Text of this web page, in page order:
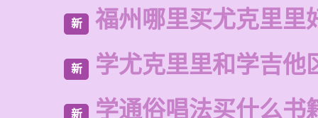
新 福州哪里买尤克里里
新 学尤克里里和学吉他
新 学通俗唱法买什么书